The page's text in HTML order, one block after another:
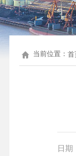
当前位置：首
日期